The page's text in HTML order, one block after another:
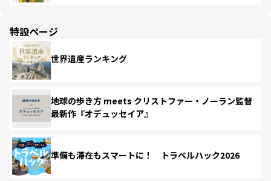
特設ページ
世界遺産ランキング
地球の歩き方 meets クリストファー・ノーラン監督
最新作『オデュッセイア』
準備も滞在もスマートに！ トラベルハック2026